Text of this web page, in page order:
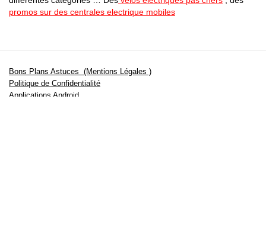
promos sur des centrales electrique mobiles
Bons Plans Astuces (Mentions Légales )
Politique de Confidentialité
Applications Android